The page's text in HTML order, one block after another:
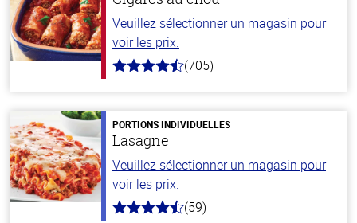
Veuillez sélectionner un magasin pour
voir les prix.
4.6
stars
(705)
PORTIONS INDIVIDUELLES
Lasagne
Veuillez sélectionner un magasin pour
voir les prix.
4.3
(59)